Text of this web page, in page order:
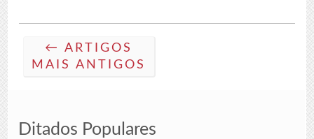
← ARTIGOS
MAIS ANTIGOS
Ditados Populares